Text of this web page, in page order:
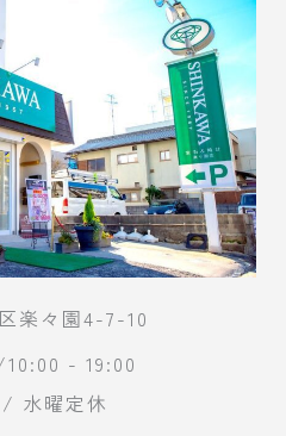
楽々園4-7-10
- 19:00
水曜定休